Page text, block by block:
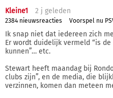
Kleine1 2 j geleden
2384 nieuwsreacties Voorspel nu
Ik snap niet dat iedereen zich
Er wordt duidelijk vermeld “is de
kunnen”… etc.
Stewart heeft maandag bij
clubs zijn”, en de media, die
verzinnen, komen dan meteen